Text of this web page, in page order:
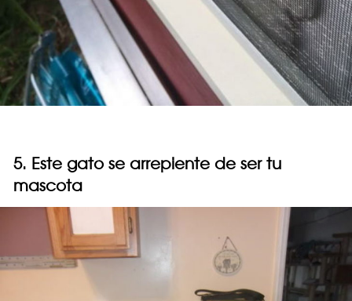
5. Este gato se arrepiente de ser tu
mascota